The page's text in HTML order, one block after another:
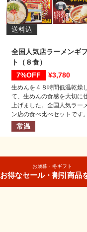
送料込
全国人気店ラーメンギフ
ト（８食）
7%
3,780
生めんを４８時間低温乾燥
て、生めんの食感を大切に
上げました。全国人気ラー
ン店の食べ比べセットです。
常温
お歳暮・冬ギフト
お得なセール・割引商品